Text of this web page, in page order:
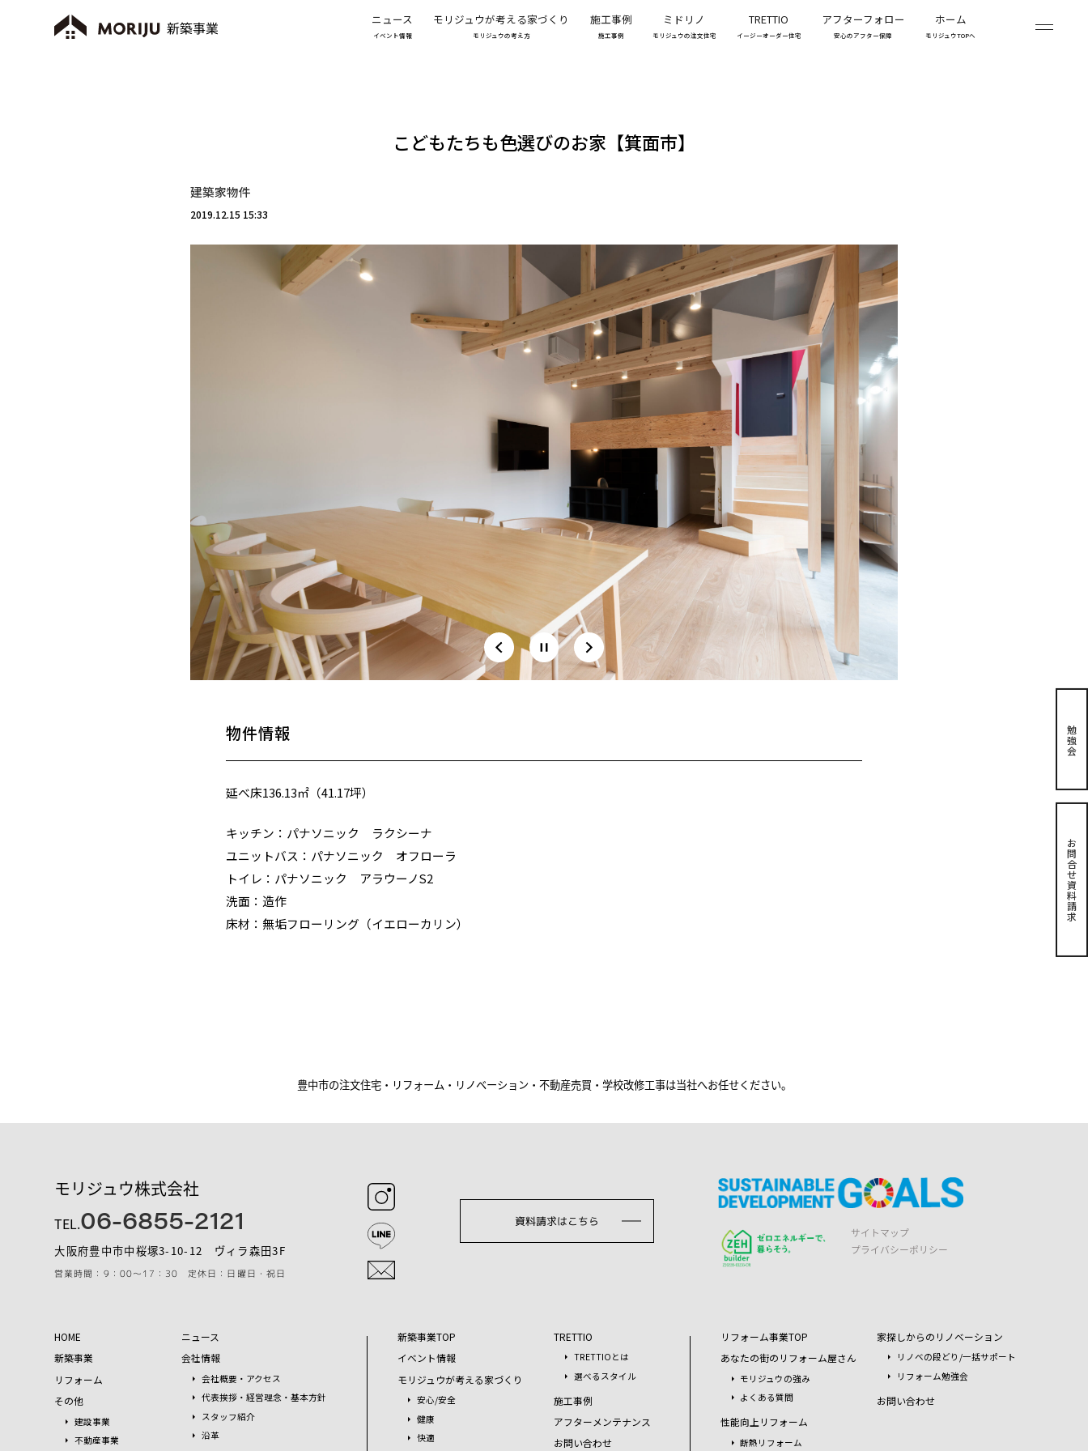
ニュース
イベント情報
モリジュウが考える家づくり
モリジュウの考え方
施工事例
施工事例
ミドリノ
モリジュウの注文住宅
TRETTIO
イージーオーダー住宅
アフターフォロー
安心のアフター保障
ホーム
モリジュウTOPへ
勉
強
会
お
問
合
せ
資
料
請
求
こどもたちも色選びのお家【箕面市】
建築家物件
2019.12.15 15:33
物件情報
延べ床136.13㎡（41.17坪）
キッチン：パナソニック ラクシーナ
ユニットバス：パナソニック オフローラ
トイレ：パナソニック アラウーノS2
洗面：造作
床材：無垢フローリング（イエローカリン）
豊中市の注文住宅・リフォーム・リノベーション・不動産売買・学校改修工事は当社へお任せください。
モリジュウ株式会社
TEL.06-6855-2121
大阪府豊中市中桜塚3-10-12 ヴィラ森田3F
営業時間：9：00～17：30 定休日：日曜日・祝日
資料請求はこちら
サイトマップ
プライバシーポリシー
HOME
新築事業
リフォーム
その他
建設事業
不動産事業
ニュース
会社情報
会社概要・アクセス
代表挨拶・経営理念・基本方針
スタッフ紹介
沿革
新築事業TOP
イベント情報
モリジュウが考える家づくり
安心/安全
健康
快適
TRETTIO
TRETTIOとは
選べるスタイル
施工事例
アフターメンテナンス
お問い合わせ
リフォーム事業TOP
あなたの街のリフォーム屋さん
モリジュウの強み
よくある質問
性能向上リフォーム
断熱リフォーム
家探しからのリノベーション
リノベの段どり/一括サポート
リフォーム勉強会
お問い合わせ